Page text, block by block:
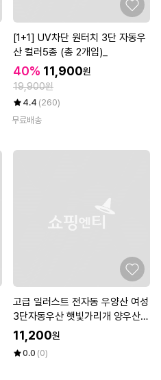
[1+1] UV차단 원터치 3단 자동우
산 컬러5종 (총 2개입)_
40% 11,900원
19,900원
4.4 (260)
무료배송
고급 일러스트 전자동 우양산 여성
3단자동우산 햇빛가리개 양우산
(W8F52FC)
11,200원
0.0 (0)